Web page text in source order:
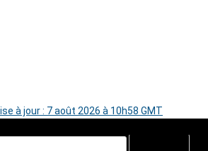
à jour : 7 août 2026 à 10h58 GMT